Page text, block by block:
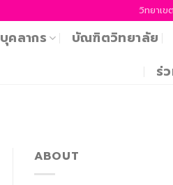
วิทยาเขต
บุคลากร บัณฑิตวิทยาลัย
ร่
ABOUT